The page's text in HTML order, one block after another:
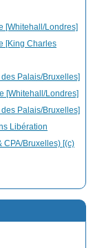
[Whitehall/Londres]
[King Charles
Palais/Bruxelles]
[Whitehall/Londres]
Palais/Bruxelles]
Libération
Bruxelles) [(c)